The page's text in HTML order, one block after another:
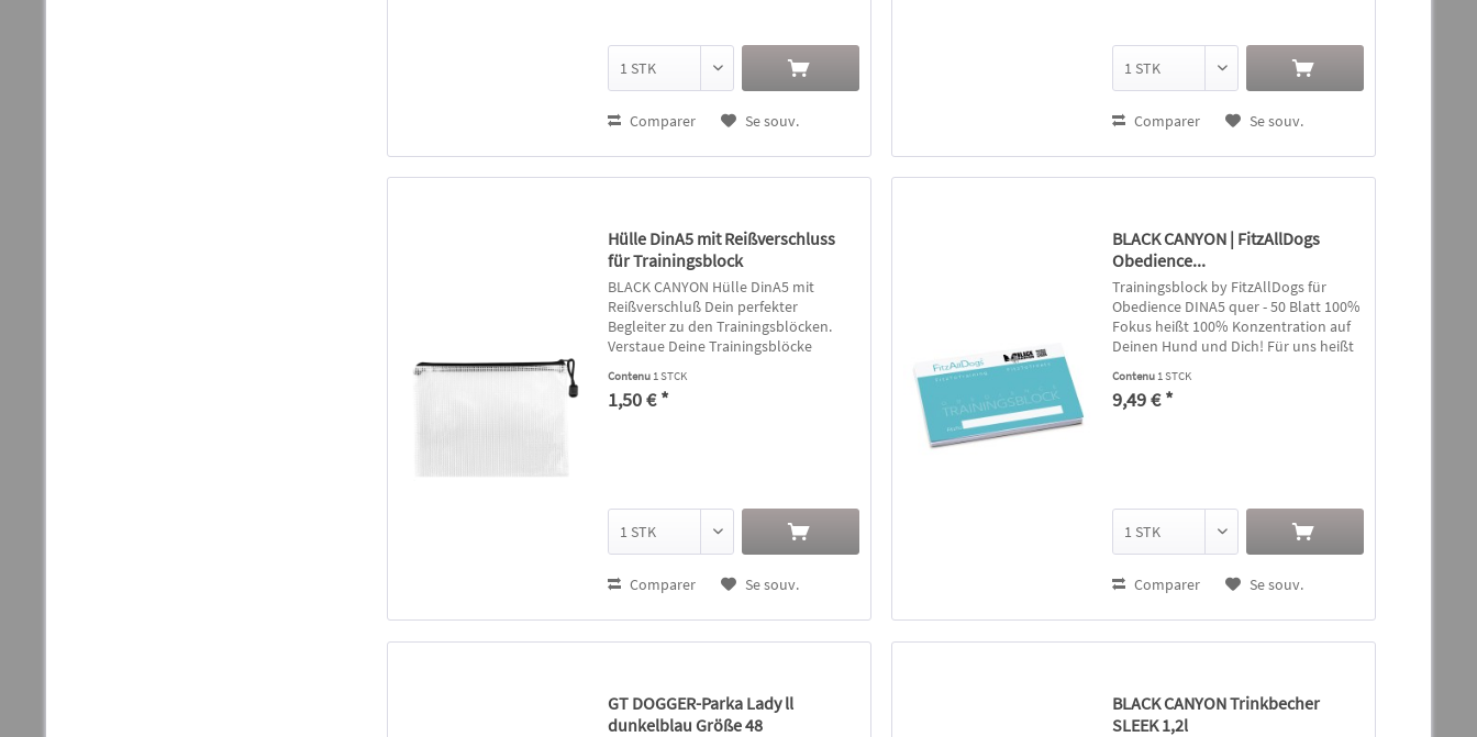
Comparer Se souv. Comparer Se souv.
Hülle DinA5 mit Reißverschluss
für Trainingsblock
BLACK CANYON Hülle DinA5 mit
Reißverschluß Dein perfekter
Begleiter zu den Trainingsblöcken.
Verstaue Deine Trainingsblöcke
wassserabweisenden Hülle. Ein Stift
passt auch noch perfekt rein.
Contenu 1 STCK
1,50 € *
Comparer Se souv.
BLACK CANYON | FitzAllDogs
Obedience...
Trainingsblock by FitzAllDogs für
Obedience DINA5 quer - 50 Blatt 100%
Fokus heißt 100% Konzentration auf
Deinen Hund und Dich! Für uns heißt
Trainings! Lass Dich nicht vom Handy
ablenken, trainiere mit...
Contenu 1 STCK
9,49 € *
Comparer Se souv.
GT DOGGER-Parka Lady ll
dunkelblau Größe 48
BLACK CANYON Trinkbecher
SLEEK 1,2l